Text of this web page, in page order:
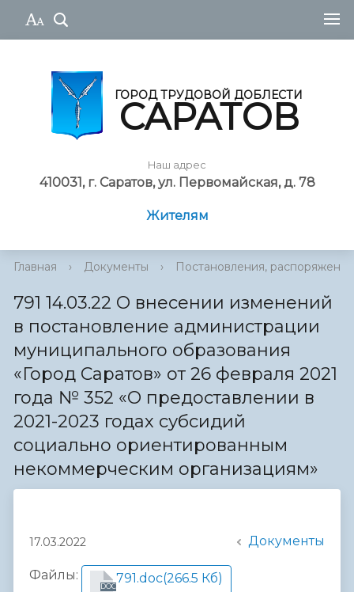
ГОРОД ТРУДОВОЙ ДОБЛЕСТИ
САРАТОВ
Наш адрес
410031, г. Саратов, ул. Первомайская, д. 78
Жителям
Главная › Документы › Постановления, распоряжения
791 14.03.22 О внесении изменений
в постановление администрации
муниципального образования
«Город Саратов» от 26 февраля 2021
года № 352 «О предоставлении в
2021-2023 годах субсидий
социально ориентированным
некоммерческим организациям»
17.03.2022 Документы
Файлы:
DOC
791.doc(266.5 Кб)